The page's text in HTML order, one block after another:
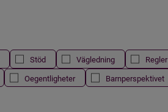
Stöd Vägledning Regler
Oegentligheter Barnperspektivet